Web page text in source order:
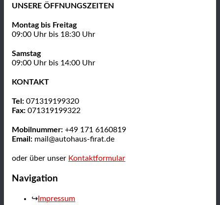
UNSERE ÖFFNUNGSZEITEN
Montag bis Freitag
09:00 Uhr bis 18:30 Uhr
Samstag
09:00 Uhr bis 14:00 Uhr
KONTAKT
Tel: 071319199320
Fax: 071319199322
Mobilnummer: +49 171 6160819
Email: mail@autohaus-firat.de
oder über unser Kontaktformular
Navigation
Impressum